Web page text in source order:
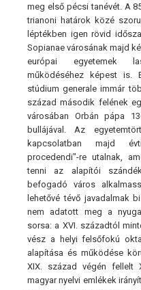
meg első pécsi tanévét. A
trianoni határok közé
léptékben igen rövid
Sopianae városának majd
európai egyetemek
működéséhez képest is.
stúdium generale immár
század második felének
városában Orbán pápa
bullájával. Az
kapcsolatban majd
procedendi"-re utalnak,
tenni az alapítói
befogadó város
lehetővé tévő javadalmak
nem adatott meg a
sorsa: a XVI. századtól
vész a helyi felsőfokú
alapítása és működése
XIX. század végén fellelt
magyar nyelvi emlékek